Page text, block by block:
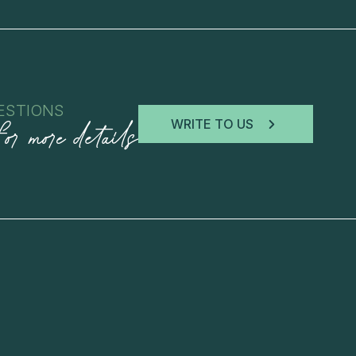
more details WRITE TO US